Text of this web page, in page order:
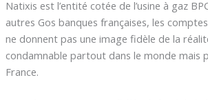
Natixis est l’entité cotée de l’usine à gaz
autres Gos banques françaises, les
ne donnent pas une image fidèle de la
condamnable partout dans le monde mais
France.